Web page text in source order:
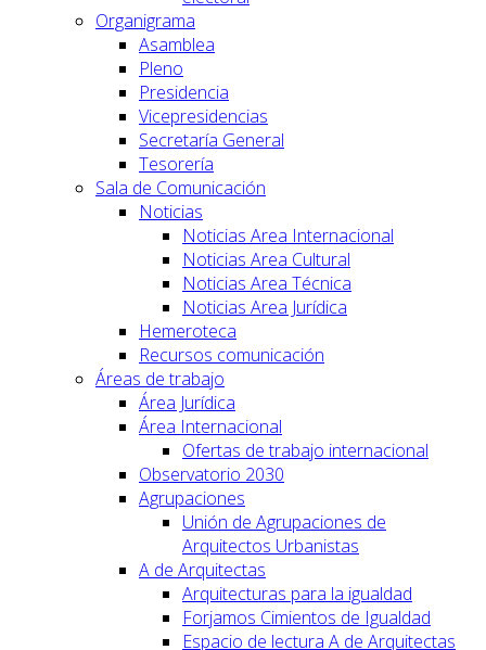
Organigrama
Asamblea
Pleno
Presidencia
Vicepresidencias
Secretaría General
Tesorería
Sala de Comunicación
Noticias
Noticias Area Internacional
Noticias Area Cultural
Noticias Area Técnica
Noticias Area Jurídica
Hemeroteca
Recursos comunicación
Áreas de trabajo
Área Jurídica
Área Internacional
Ofertas de trabajo internacional
Observatorio 2030
Agrupaciones
Unión de Agrupaciones de
Arquitectos Urbanistas
A de Arquitectas
Arquitecturas para la igualdad
Forjamos Cimientos de Igualdad
Espacio de lectura A de Arquitectas